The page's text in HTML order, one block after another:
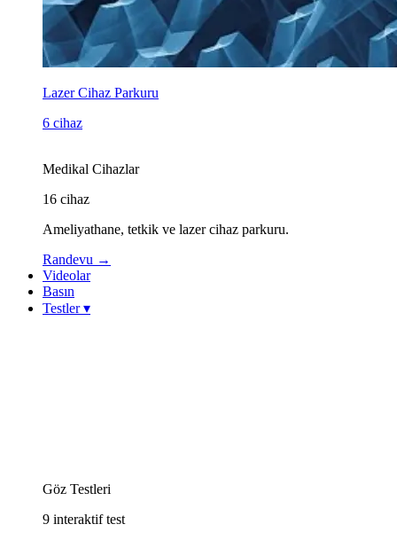
Lazer Cihaz Parkuru
6 cihaz
Medikal Cihazlar
16 cihaz
Ameliyathane, tetkik ve lazer cihaz parkuru.
Randevu →
Videolar
Basın
Testler▾
Göz Testleri
9 interaktif test